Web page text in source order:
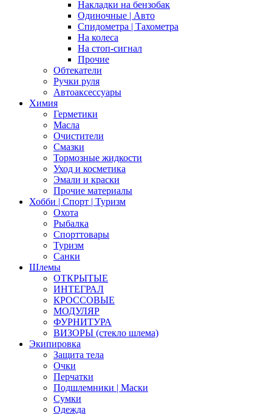
Накладки на бензобак
Одиночные | Авто
Спидометра | Тахометра
На колеса
На стоп-сигнал
Прочие
Обтекатели
Ручки руля
Автоаксессуары
Химия
Герметики
Масла
Очистители
Смазки
Тормозные жидкости
Уход и косметика
Эмали и краски
Прочие материалы
Хобби | Cпорт | Туризм
Охота
Рыбалка
Спорттовары
Туризм
Санки
Шлемы
ОТКРЫТЫЕ
ИНТЕГРАЛ
КРОССОВЫЕ
МОДУЛЯР
ФУРНИТУРА
ВИЗОРЫ (стекло шлема)
Экипировка
Защита тела
Очки
Перчатки
Подшлемники | Маски
Сумки
Одежда